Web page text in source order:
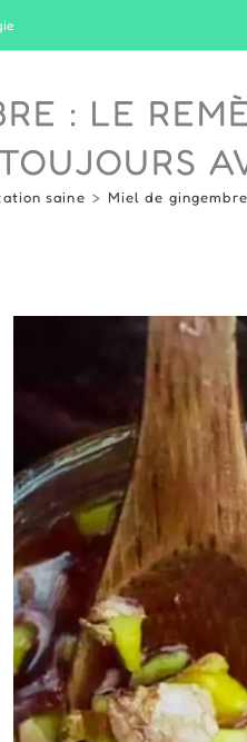
: LE
saine > Miel de